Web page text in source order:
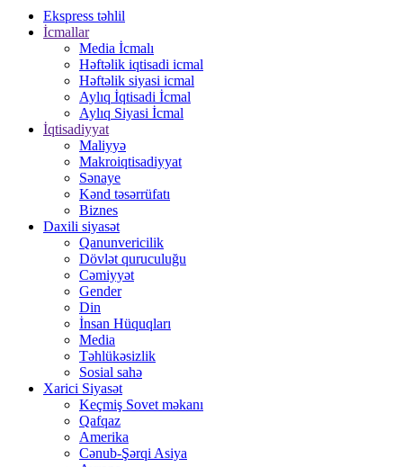
Ekspress təhlil
İcmallar
Media İcmalı
Həftəlik iqtisadi icmal
Həftəlik siyasi icmal
Aylıq İqtisadi İcmal
Aylıq Siyasi İcmal
İqtisadiyyat
Maliyyə
Makroiqtisadiyyat
Sənaye
Kənd təsərrüfatı
Biznes
Daxili siyasət
Qanunvericilik
Dövlət quruculuğu
Cəmiyyət
Gender
Din
İnsan Hüquqları
Media
Təhlükəsizlik
Sosial sahə
Xarici Siyasət
Keçmiş Sovet məkanı
Qafqaz
Amerika
Cənub-Şərqi Asiya